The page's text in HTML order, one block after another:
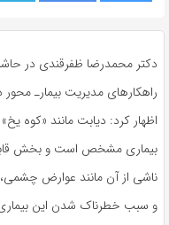
دکتر محمدرضا ظفرقندی در
راهکارهای مدیریت بیمارـ
اظهار کرد: دیابت مانند «کوه
بیماری مشخص است و بخش
ناشی از آن مانند عوارض
و سبب خطرناک شدن این